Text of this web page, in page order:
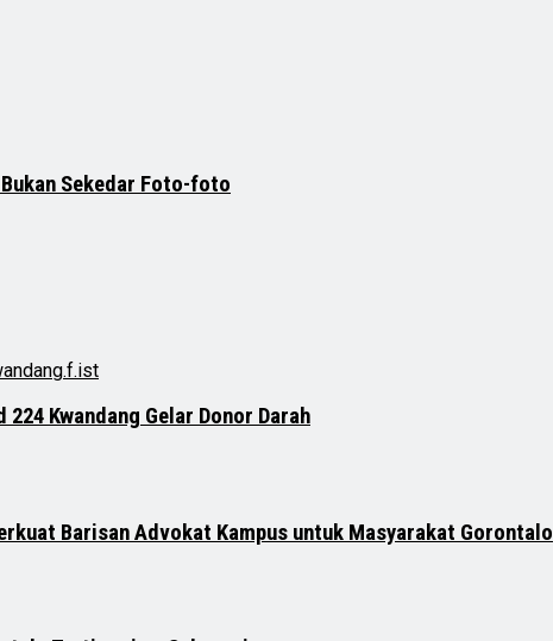
Sekedar Foto-foto
Kwandang Gelar Donor Darah
Barisan Advokat Kampus untuk Masyarakat Gorontalo